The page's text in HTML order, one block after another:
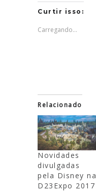
Curtir isso:
Carregando...
Relacionado
Novidades
divulgadas
pela Disney na
D23Expo 2017